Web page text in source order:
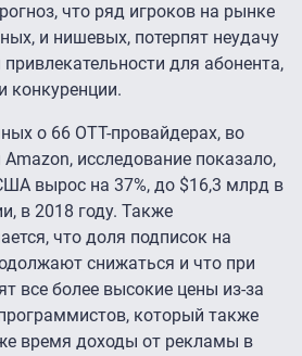
что ряд игроков на рынке
и нишевых, потерпят неудачу
для абонента,
конкуренции.
о 66 ОТТ-провайдерах, во
Amazon, исследование показало,
вырос на 37%, до $16,3 млрд в
в 2018 году. Также
что доля подписок на
снижаться и что при
все более высокие цены из-за
который также
время доходы от рекламы в